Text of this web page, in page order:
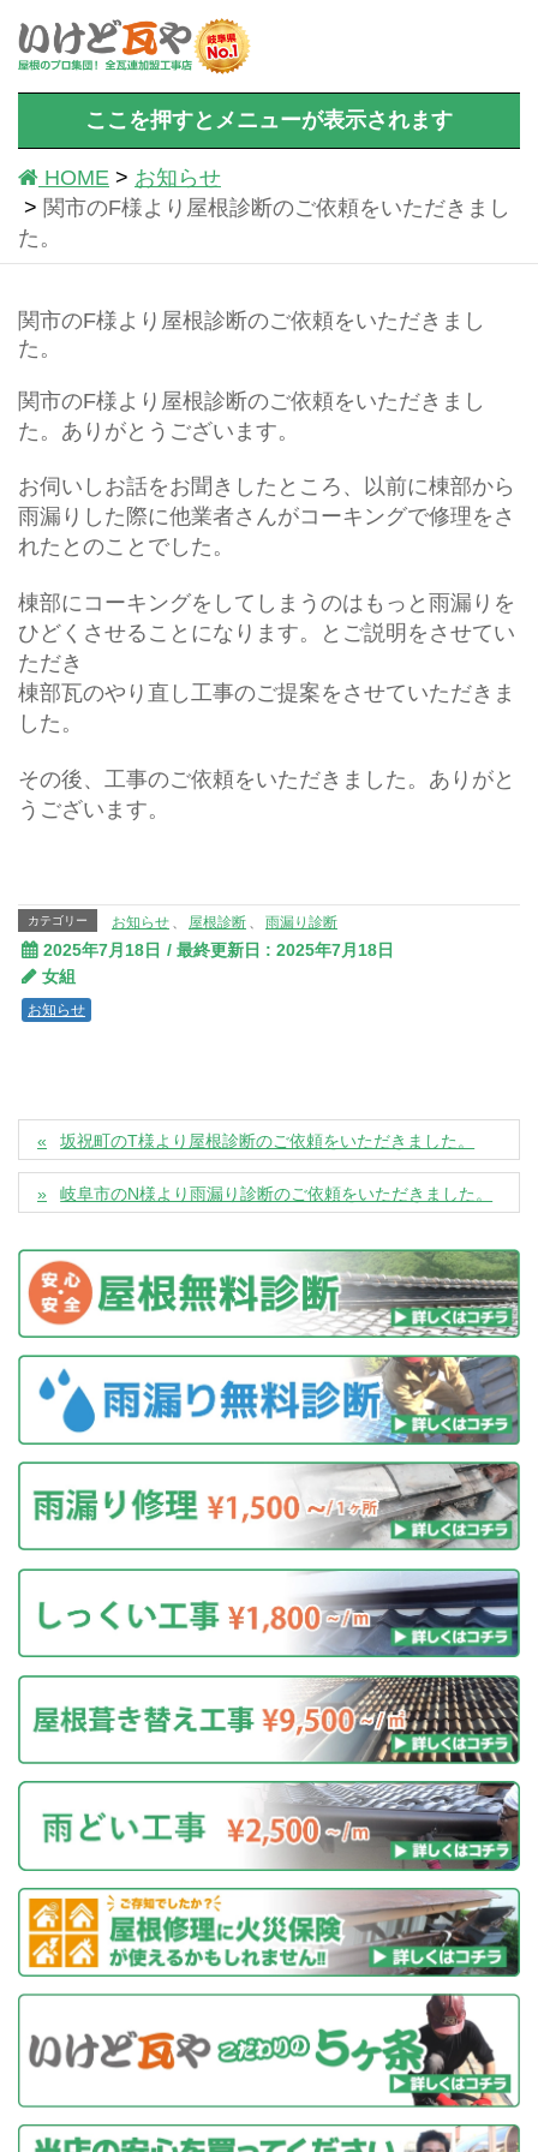
ここを押すとメニューが表示されます
HOME
お知らせ
関市のF様より屋根診断のご依頼をいただきまし
た。
関市のF様より屋根診断のご依頼をいただきまし
た。
関市のF様より屋根診断のご依頼をいただきまし
た。ありがとうございます。
お伺いしお話をお聞きしたところ、以前に棟部から
雨漏りした際に他業者さんがコーキングで修理をさ
れたとのことでした。
棟部にコーキングをしてしまうのはもっと雨漏りを
ひどくさせることになります。とご説明をさせてい
ただき
棟部瓦のやり直し工事のご提案をさせていただきま
した。
その後、工事のご依頼をいただきました。ありがと
うございます。
カテゴリー お知らせ 、 屋根診断 、 雨漏り診断
2025年7月18日 / 最終更新日 : 2025年7月18日
女組
お知らせ
坂祝町のT様より屋根診断のご依頼をいただきました。
岐阜市のN様より雨漏り診断のご依頼をいただきました。